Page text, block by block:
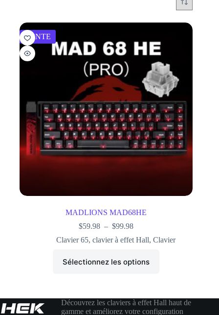
VENTE
MADLIONS MAD68HE
$59.98 – $99.98
Clavier 65,clavier à effet Hall,Clavier
Sélectionnez les options
Découvrez les claviers à effet Hall haut de
gamme et améliorez votre configuration